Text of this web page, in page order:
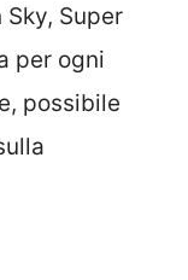
Sky, Super
per ogni
possibile